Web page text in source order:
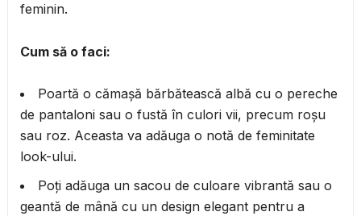
feminin.
Cum să o faci:
Poartă o cămașă bărbătească albă cu o pereche
de pantaloni sau o fustă în culori vii, precum roșu
sau roz. Aceasta va adăuga o notă de feminitate
look-ului.
Poți adăuga un sacou de culoare vibrantă sau o
geantă de mână cu un design elegant pentru a